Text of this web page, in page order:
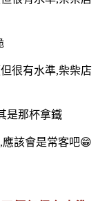
是那杯拿鐵
該會是常客吧😁